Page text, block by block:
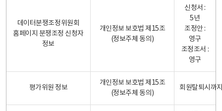
데이터분쟁조정위원회
홈페이지 분쟁조정 신청자
정보
개인정보 보호법 제15조
(정보주체 동의)
신청서 :
5년
조정안 :
영구
조정조서 :
영구
평가위원 정보
개인정보 보호법 제15조
(정보주체 동의)
회원탈퇴시까